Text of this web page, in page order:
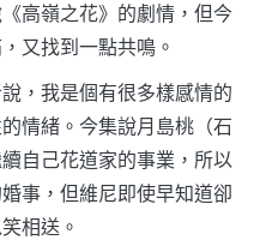
高嶺之花》的劇情，但今
又找到一點共鳴。
，我是個有很多樣感情的
情緒。今集說月島桃（石
自己花道家的事業，所以
事，但維尼即使早知道卻
相送。